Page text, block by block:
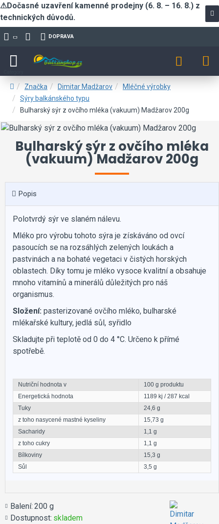
⚠Dočasné uzavření kamenné prodejny (6. 8. – 16. 8.) z
technických důvodů.
DOPRAVA
Značka Dimitar Madžarov
Mléčné výrobky
Sýry balkánského typu
Bulharský sýr z ovčího mléka (vakuum) Madžarov 200g
Bulharský sýr z ovčího mléka
(vakuum) Madžarov 200g
Popis
Polotvrdý sýr ve slaném nálevu.
Mléko pro výrobu tohoto sýra je získáváno od ovcí
pasoucích se na rozsáhlých zelených loukách a
pastvinách a na bohaté vegetaci v čistých horských
oblastech. Díky tomu je mléko vysoce kvalitní a obsahuje
mnoho vitamínů a minerálů důležitých pro náš
organismus.
Složení: pasterizované ovčího mléko, bulharské
mlékařské kultury, jedlá sůl, syřidlo
Skladujte při teplotě od 0 do 4 °C. Určeno k přímé
spotřebě.
Nutriční hodnota v
100 g produktu
Energetická hodnota
1189 kj / 287 kcal
Tuky
24,6 g
z toho nasycené mastné kyseliny
15,73 g
Sacharidy
1,1 g
z toho cukry
1,1 g
Bílkoviny
15,3 g
Sůl
3,5 g
Balení: 200 g
Dostupnost: skladem